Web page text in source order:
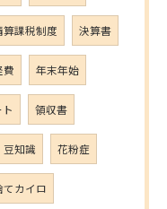
課税制度 決算書
費 年末年始
領収書
豆知識 花粉症
てカイロ